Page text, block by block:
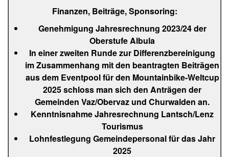
Finanzen, Beiträge, Sponsoring:
Genehmigung Jahresrechnung 2023/24 der
Oberstufe Albula
In einer zweiten Runde zur Differenzbereinigung
im Zusammenhang mit den beantragten Beiträgen
aus dem Eventpool für den Mountainbike-Weltcup
2025 schloss man sich den Anträgen der
Gemeinden Vaz/Obervaz und Churwalden an.
Kenntnisnahme Jahresrechnung Lantsch/Lenz
Tourismus
Lohnfestlegung Gemeindepersonal für das Jahr
2025